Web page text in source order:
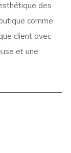
des
comme
client avec
et une